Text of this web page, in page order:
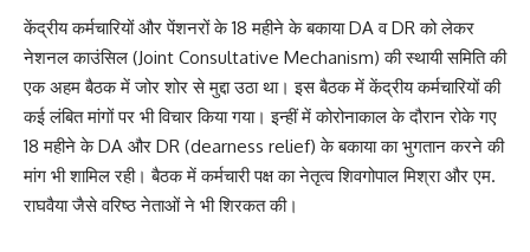
केंद्रीय कर्मचारियों और पेंशनरों के 18 महीने के बकाया DA व DR को लेकर
नेशनल काउंसिल (Joint Consultative Mechanism) की स्थायी समिति की
एक अहम बैठक में जोर शोर से मुद्दा उठा था। इस बैठक में केंद्रीय कर्मचारियों की
कई लंबित मांगों पर भी विचार किया गया। इन्हीं में कोरोनाकाल के दौरान रोके गए
18 महीने के DA और DR (dearness relief) के बकाया का भुगतान करने की
मांग भी शामिल रही। बैठक में कर्मचारी पक्ष का नेतृत्व शिवगोपाल मिश्रा और एम.
राघवैया जैसे वरिष्ठ नेताओं ने भी शिरकत की।